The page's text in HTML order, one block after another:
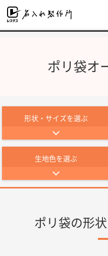
ポリ袋オ
形状・サイズを選ぶ
生地色を選ぶ
ポリ袋の形